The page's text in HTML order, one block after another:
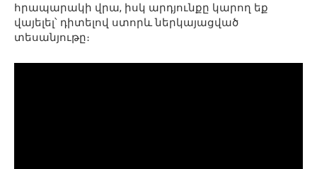
հրապարակի վրա, իսկ արդյունքը կարող եք
վայելել՝ դիտելով ստորև ներկայացված
տեսանյութը։